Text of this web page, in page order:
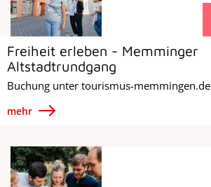
Freiheit erleben - Memminger
Altstadtrundgang
Buchung unter tourismus-memmingen.de
mehr